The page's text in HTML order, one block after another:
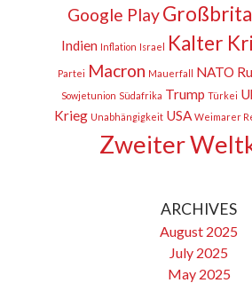
Google Play
Indien Inflation Israel Kalter
Partei Macron Mauerfall NATO
Sowjetunion Südafrika Trump Türkei
Krieg Unabhängigkeit USA Weimarer
Zweiter
ARCHIVES
August 2025
July 2025
May 2025